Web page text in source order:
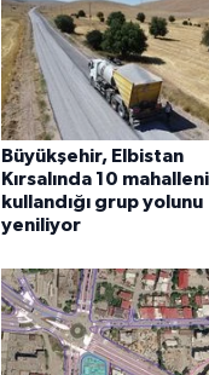
Büyükşehir, Elbistan
Kırsalında 10
kullandığı grup yolunu
yeniliyor